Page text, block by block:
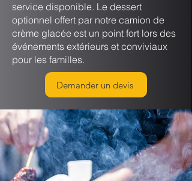
service disponible. Le dessert
optionnel offert par notre camion de
crème glacée est un point fort lors des
événements extérieurs et conviviaux
pour les familles.
Demander un devis